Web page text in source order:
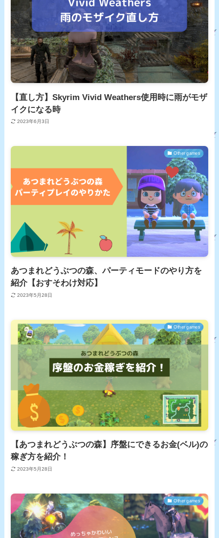
【直し方】Skyrim Vivid Weathers使用時に雨がモザ
イクになる時
2023年6月3日
Other games
あつまれどうぶつの森、パーティモードのやり方を
紹介【おすそわけ対応】
2023年5月28日
Other games
【あつまれどうぶつの森】序盤にできるお金(ベル)の
稼ぎ方を紹介！
2023年5月28日
Other games